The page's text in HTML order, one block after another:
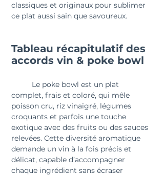
classiques et originaux pour sublimer
ce plat aussi sain que savoureux.
Tableau récapitulatif des
accords vin & poke bowl
complet, frais et coloré, qui mêle
poisson cru, riz vinaigré, légumes
croquants et parfois une touche
exotique avec des fruits ou des sauces
relevées. Cette diversité aromatique
demande un vin à la fois précis et
délicat, capable d’accompagner
chaque ingrédient sans écraser